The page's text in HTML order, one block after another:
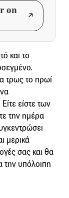
on
και το
τρως το πρωί
Είτε είστε των
την ημέρα
μερικά
σας και θα
την υπόλοιπη